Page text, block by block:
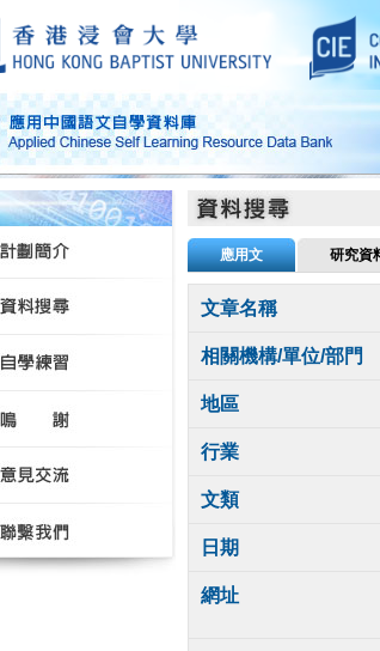
應用文 研究資
文章名稱
相關機構/單位/部門
地區
行業
文類
日期
網址